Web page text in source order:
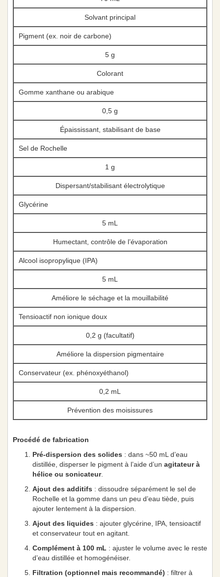
Solvant principal
Pigment (ex. noir de carbone)
5 g
Colorant
Gomme xanthane ou arabique
0,5 g
Épaississant, stabilisant de base
Sel de Rochelle
1 g
Dispersant/stabilisant électrolytique
Glycérine
5 mL
Humectant, contrôle de l’évaporation
Alcool isopropylique (IPA)
5 mL
Améliore le séchage et la mouillabilité
Tensioactif non ionique doux
0,2 g (facultatif)
Améliore la dispersion pigmentaire
Conservateur (ex. phénoxyéthanol)
0,2 mL
Prévention des moisissures
Procédé de fabrication
Pré-dispersion des solides : dans ~50 mL d’eau
distillée, disperser le pigment à l’aide d’un agitateur à
hélice ou sonicateur.
Ajout des additifs : dissoudre séparément le sel de
Rochelle et la gomme dans un peu d’eau tiède, puis
ajouter lentement à la dispersion.
Ajout des liquides : ajouter glycérine, IPA, tensioactif
et conservateur tout en agitant.
Complément à 100 mL : ajuster le volume avec le reste
d’eau distillée et homogénéiser.
Filtration (optionnel mais recommandé) : filtrer à